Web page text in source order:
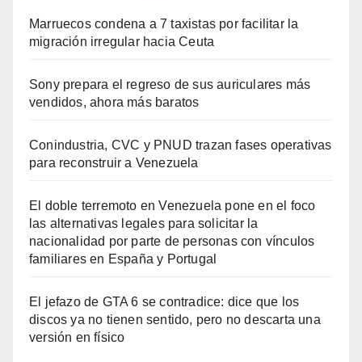
Marruecos condena a 7 taxistas por facilitar la
migración irregular hacia Ceuta
Sony prepara el regreso de sus auriculares más
vendidos, ahora más baratos
Conindustria, CVC y PNUD trazan fases operativas
para reconstruir a Venezuela
El doble terremoto en Venezuela pone en el foco
las alternativas legales para solicitar la
nacionalidad por parte de personas con vínculos
familiares en España y Portugal
El jefazo de GTA 6 se contradice: dice que los
discos ya no tienen sentido, pero no descarta una
versión en físico